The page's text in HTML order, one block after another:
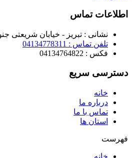
اطلاعات تماس
نشانی : تبریز - خیابان شریعتی
تلفن تماس : 04134778311
فکس : 04134764822
دسترسی سریع
خانه
درباره ما
تماس با ما
استان ها
فهرست
خانه